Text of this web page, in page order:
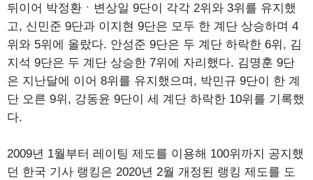
뒤이어 박정환ㆍ변상일 9단이 각각 2위와 3위를 유지했
고, 신민준 9단과 이지현 9단은 모두 한 계단 상승하며 4
위와 5위에 올랐다. 안성준 9단은 두 계단 하락한 6위, 김
지석 9단은 두 계단 상승한 7위에 자리했다. 김명훈 9단
은 지난달에 이어 8위를 유지했으며, 박민규 9단이 한 계
단 오른 9위, 강동윤 9단이 세 계단 하락한 10위를 기록했
다.
2009년 1월부터 레이팅 제도를 이용해 100위까지 공지했
던 한국 기사 랭킹은 2020년 2월 개정된 랭킹 제도를 도